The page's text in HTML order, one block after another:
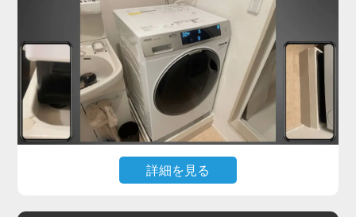
小金井市で施工をご依頼いただいたN様も、ネット
で購入したドラム式洗濯機を玄関先までは運べたも
のの、「重くて一人では設置場所まで動かせない」
とお困りでした。私たちは現地にて搬入から位置調
整、アジャスターの調整、水栓や排水の接続までを
一括で対応し、安心してご使用いただける状態に仕
上げました。ドラム式洗濯機の施工料金は3,980円
～と明瞭で、コスト面でもご満足いただけました。
ドラム式洗濯機の取り付けは、見た目以上に重量や
詳細を見る